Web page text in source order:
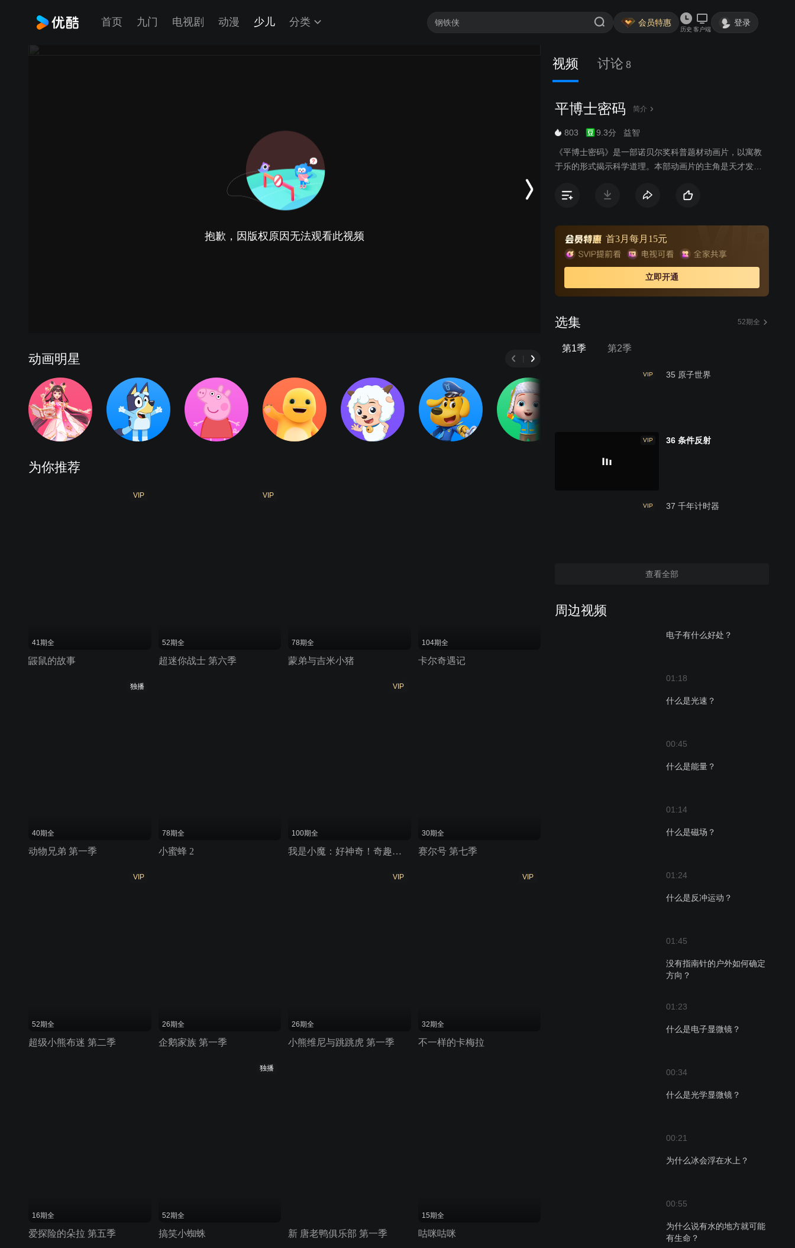
首页 九门 电视剧 动漫 少儿 分类 会员特惠
历史 客户端
登录
抱歉，因版权原因无法观看此视频
视频 讨论 8
平博士密码 简介
803 9.3分 益智
《平博士密码》是一部诺贝尔奖科普题材动画片，以寓教
于乐的形式揭示科学道理。本部动画片的主角是天才发明
的飞行球去进行新的探险，他们不仅仅可以穿梭于时间和
克。
首3月每月15元
立即开通
选集 52期全
第1季 第2季
VIP 35 原子世界
VIP 36 条件反射
VIP 37 千年计时器
查看全部
周边视频
电子有什么好处？
01:18
什么是光速？
00:45
什么是能量？
01:14
什么是磁场？
01:24
什么是反冲运动？
01:45
没有指南针的户外如何确定
方向？
01:23
什么是电子显微镜？
00:34
什么是光学显微镜？
00:21
为什么冰会浮在水上？
00:55
为什么说有水的地方就可能
有生命？
动画明星
为你推荐
VIP
41期全
鼹鼠的故事
VIP
52期全
超迷你战士 第六季
78期全
蒙弟与吉米小猪
104期全
卡尔奇遇记
独播
40期全
动物兄弟 第一季
78期全
小蜜蜂 2
VIP
100期全
我是小魔：好神奇！奇趣科学大揭秘
30期全
赛尔号 第七季
VIP
52期全
超级小熊布迷 第二季
26期全
企鹅家族 第一季
VIP
26期全
小熊维尼与跳跳虎 第一季
VIP
32期全
不一样的卡梅拉
16期全
爱探险的朵拉 第五季
独播
52期全
搞笑小蜘蛛 新 唐老鸭俱乐部 第一季
15期全
咕咪咕咪